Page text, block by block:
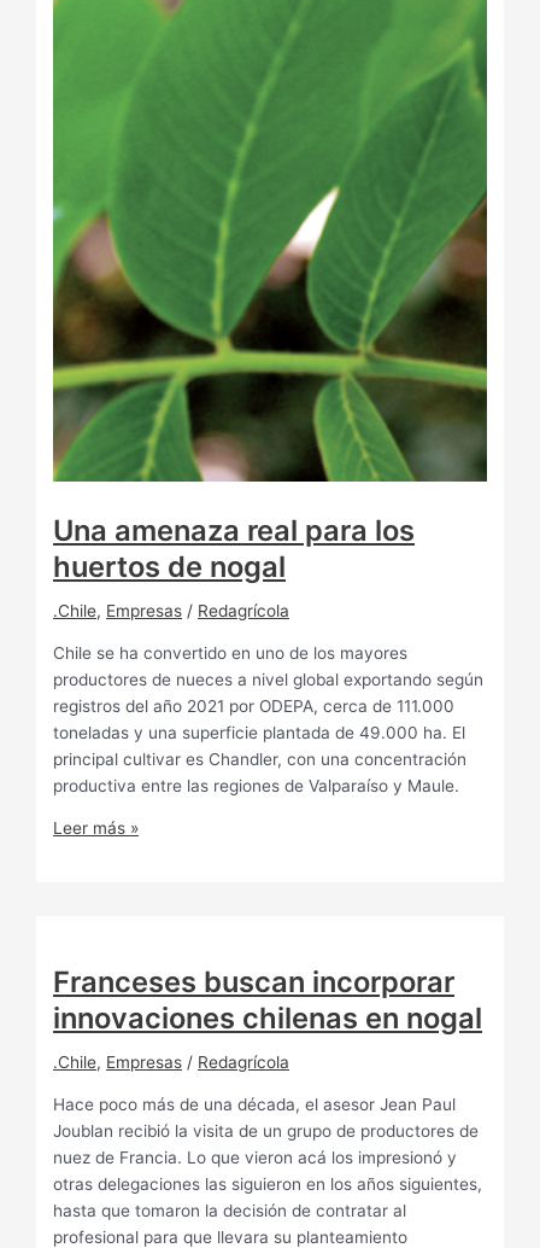
Una amenaza real para los
huertos de nogal
.Chile, Empresas / Redagrícola
Chile se ha convertido en uno de los mayores
productores de nueces a nivel global exportando según
registros del año 2021 por ODEPA, cerca de 111.000
toneladas y una superficie plantada de 49.000 ha. El
principal cultivar es Chandler, con una concentración
productiva entre las regiones de Valparaíso y Maule.
Leer más »
Franceses buscan incorporar
innovaciones chilenas en nogal
.Chile, Empresas / Redagrícola
Hace poco más de una década, el asesor Jean Paul
Joublan recibió la visita de un grupo de productores de
nuez de Francia. Lo que vieron acá los impresionó y
otras delegaciones las siguieron en los años siguientes,
hasta que tomaron la decisión de contratar al
profesional para que llevara su planteamiento